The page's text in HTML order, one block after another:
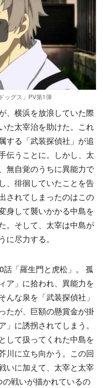
ッグス」PV第1弾
、横浜を放浪していた際
た太宰治を助けた。これ
する「武装探偵社」が追
伝うことに。しかし、太
無自覚のうちに異能力で
、徘徊していたことを告
されてしまったのはこの
身して襲いかかる中島を
。そして、太宰は中島が
に尽力する。
「羅生門と虎松」。 孤
ア」に拾われ、異能力を
な泉を「武装探偵社」
たが、巨額の懸賞金が掛
に誘拐されてしまう。
して扱ってくれた中島を
川に立ち向かう。この回
いに加えて、太宰と太宰
戦いが描かれているの